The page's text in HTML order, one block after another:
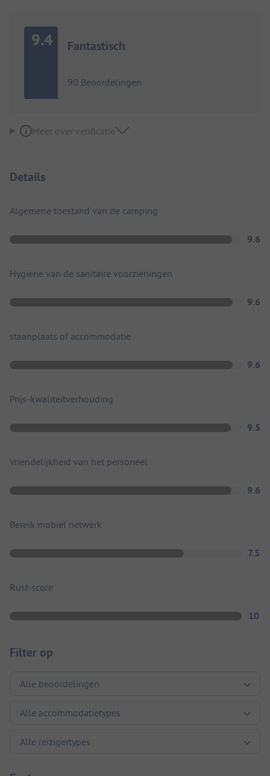
9.4 Fantastisch
90 Beoordelingen
Meer over verificatie
Details
Algemene toestand van de camping
9.6
Hygiëne van de sanitaire voorzieningen
9.6
staanplaats of accommodatie
9.6
Prijs-kwaliteitverhouding
9.5
Vriendelijkheid van het personeel
9.6
Bereik mobiel netwerk
7.5
Rust-score
10
Filter op